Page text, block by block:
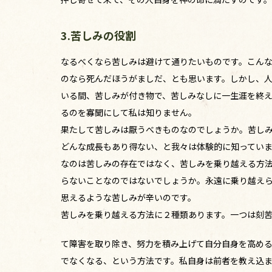
3.苦しみの役割
なるべくなら苦しみは避けて通りたいものです。こん
のなら死んだほうがましだ、とも思います。しかし、
いる間、苦しみが付き物で、苦しみなしに一生涯を終
るのを寡聞にして私は知りません。
果たして苦しみは厭うべきものなのでしょうか。苦し
どんな成長もあり得ない、と我々は体験的に知ってい
なのは苦しみの存在ではなく、苦しみを乗り越える方
らないことなのではないでしょうか。永遠に乗り越え
思えるような苦しみが辛いのです。
苦しみを乗り越える方法に２種類あります。一つは刻
て障害を取り除き、努力を積み上げて自分自身を高め
でなくなる、という方法です。私自身は前者を教え込